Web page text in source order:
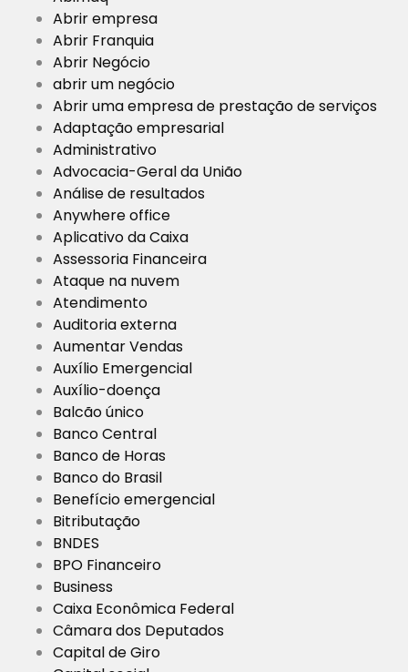
Abrir empresa
Abrir Franquia
Abrir Negócio
abrir um negócio
Abrir uma empresa de prestação de serviços
Adaptação empresarial
Administrativo
Advocacia-Geral da União
Análise de resultados
Anywhere office
Aplicativo da Caixa
Assessoria Financeira
Ataque na nuvem
Atendimento
Auditoria externa
Aumentar Vendas
Auxílio Emergencial
Auxílio-doença
Balcão único
Banco Central
Banco de Horas
Banco do Brasil
Benefício emergencial
Bitributação
BNDES
BPO Financeiro
Business
Caixa Econômica Federal
Câmara dos Deputados
Capital de Giro